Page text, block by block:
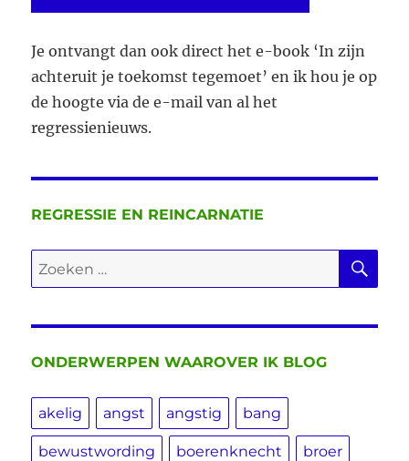
Je ontvangt dan ook direct het e-book ‘In zijn
achteruit je toekomst tegemoet’ en ik hou je op
de hoogte via de e-mail van al het
regressienieuws.
REGRESSIE EN REINCARNATIE
Zoeken
naar:
ONDERWERPEN WAAROVER IK BLOG
akelig angst angstig bang
bewustwording boerenknecht broer